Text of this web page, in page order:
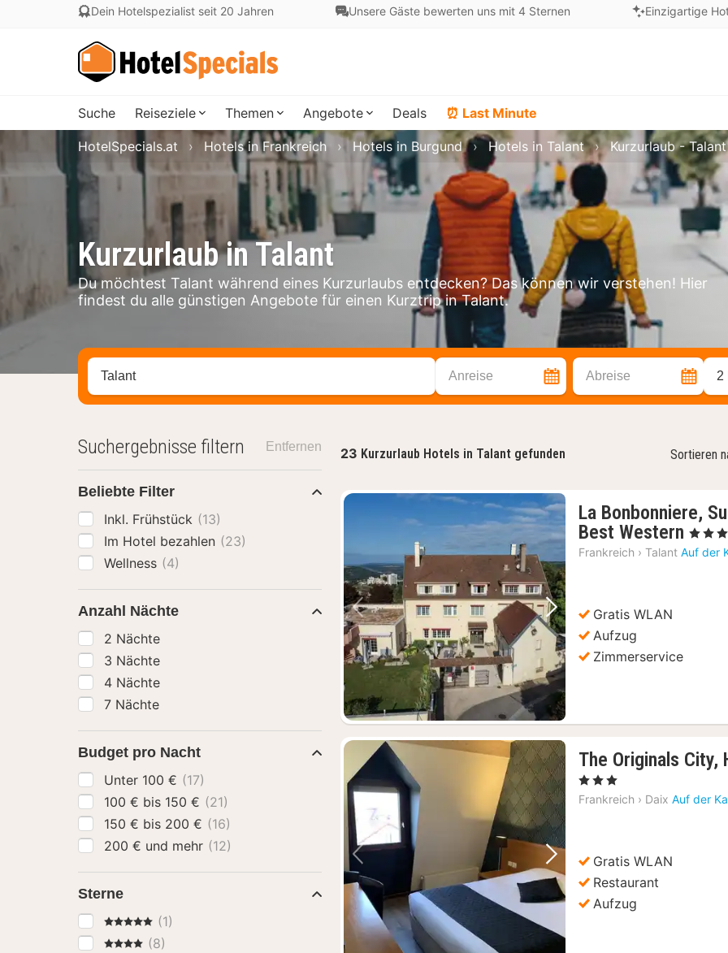
Dein Hotelspezialist seit 20 Jahren Unsere Gäste bewerten uns mit 4 Sternen Einzigartige
Suche Reiseziele Themen Angebote Deals ⏰ Last Minute
Kurzurlaub in Talant
Du möchtest Talant während eines Kurzurlaubs entdecken? Das können wir verstehen! Hier
findest du alle günstigen Angebote für einen Kurztrip in Talant.
HotelSpecials.at Hotels in Frankreich Hotels in Burgund Hotels in Talant Kurzurlaub - Talant
Stadt, Region oder Hotel suchen Anreise Abreise 2
23 Kurzurlaub Hotels in Talant gefunden Sortieren
Vorheriges Bild Nächstes Bild
La Bonbonniere,
Best Western 1
, 3 Sterne
Frankreich › Talant Auf der
Gratis WLAN
Aufzug
Zimmerservice
Vorheriges Bild Nächstes Bild
The Originals City,
, 3 Sterne
Frankreich › Daix Auf der
Gratis WLAN
Restaurant
Aufzug
Suchergebnisse filtern Entfernen
Beliebte Filter
Inkl. Frühstück (13)
Im Hotel bezahlen (23)
Wellness (4)
Anzahl Nächte
2 Nächte
3 Nächte
4 Nächte
7 Nächte
Budget pro Nacht
Unter 100 € (17)
100 € bis 150 € (21)
150 € bis 200 € (16)
200 € und mehr (12)
Sterne
5 Sterne (1)
4 Sterne(8)